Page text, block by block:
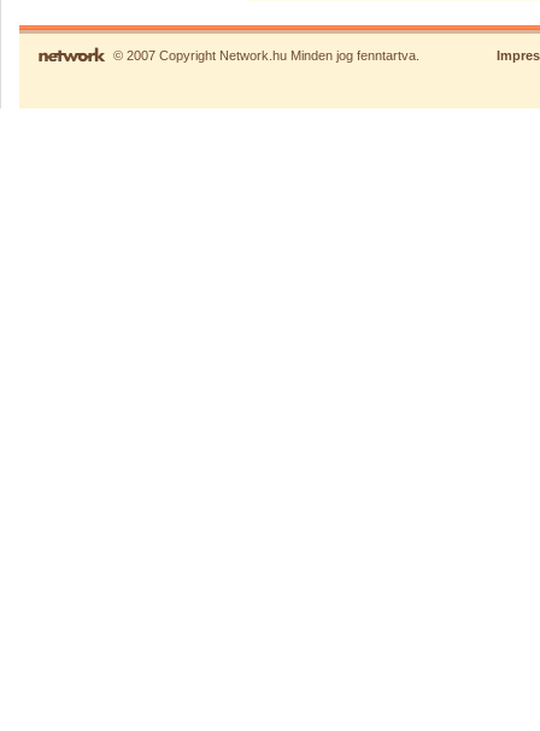
© 2007 Copyright Network.hu Minden jog fenntartva.